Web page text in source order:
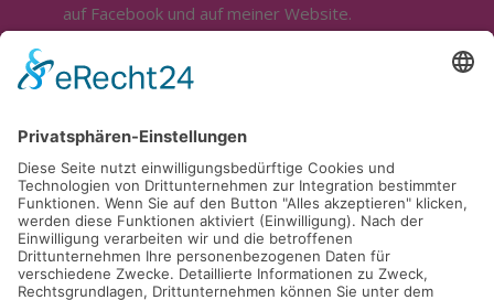
auf Facebook und auf meiner Website.
Sonstige Öffnung nur nach telefonischer
Für die Beratung und Bemusterung stehe ich
sehr gerne zur Verfügung. Sie erreichen mich
telefonisch unter0174 / 9598916.